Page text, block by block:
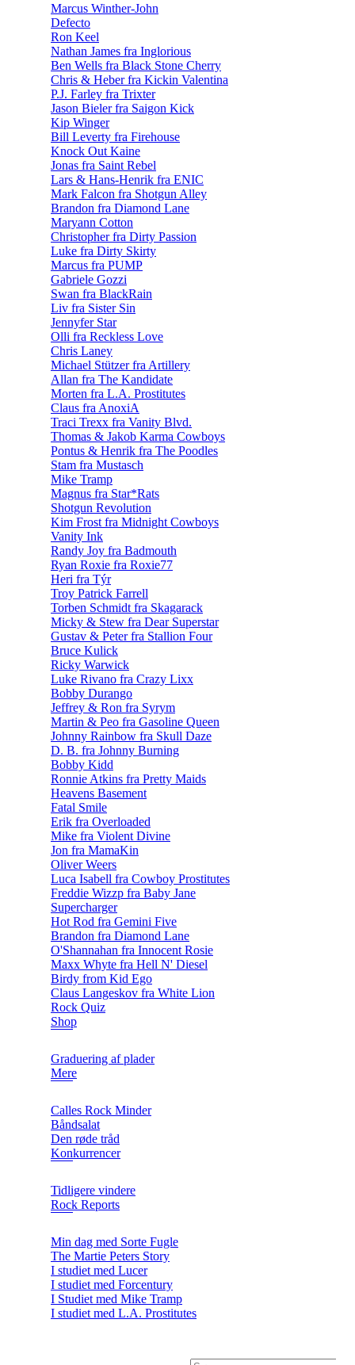
Marcus Winther-John
Defecto
Ron Keel
Nathan James fra Inglorious
Ben Wells fra Black Stone Cherry
Chris & Heber fra Kickin Valentina
P.J. Farley fra Trixter
Jason Bieler fra Saigon Kick
Kip Winger
Bill Leverty fra Firehouse
Knock Out Kaine
Jonas fra Saint Rebel
Lars & Hans-Henrik fra ENIC
Mark Falcon fra Shotgun Alley
Brandon fra Diamond Lane
Maryann Cotton
Christopher fra Dirty Passion
Luke fra Dirty Skirty
Marcus fra PUMP
Gabriele Gozzi
Swan fra BlackRain
Liv fra Sister Sin
Jennyfer Star
Olli fra Reckless Love
Chris Laney
Michael Stützer fra Artillery
Allan fra The Kandidate
Morten fra L.A. Prostitutes
Claus fra AnoxiA
Traci Trexx fra Vanity Blvd.
Thomas & Jakob Karma Cowboys
Pontus & Henrik fra The Poodles
Stam fra Mustasch
Mike Tramp
Magnus fra Star*Rats
Shotgun Revolution
Kim Frost fra Midnight Cowboys
Vanity Ink
Randy Joy fra Badmouth
Ryan Roxie fra Roxie77
Heri fra Týr
Troy Patrick Farrell
Torben Schmidt fra Skagarack
Micky & Stew fra Dear Superstar
Gustav & Peter fra Stallion Four
Bruce Kulick
Ricky Warwick
Luke Rivano fra Crazy Lixx
Bobby Durango
Jeffrey & Ron fra Syrym
Martin & Peo fra Gasoline Queen
Johnny Rainbow fra Skull Daze
D. B. fra Johnny Burning
Bobby Kidd
Ronnie Atkins fra Pretty Maids
Heavens Basement
Fatal Smile
Erik fra Overloaded
Mike fra Violent Divine
Jon fra MamaKin
Oliver Weers
Luca Isabell fra Cowboy Prostitutes
Freddie Wizzp fra Baby Jane
Supercharger
Hot Rod fra Gemini Five
Brandon fra Diamond Lane
O'Shannahan fra Innocent Rosie
Maxx Whyte fra Hell N' Diesel
Birdy from Kid Ego
Claus Langeskov fra White Lion
Rock Quiz
Shop
Graduering af plader
Mere
Calles Rock Minder
Båndsalat
Den røde tråd
Konkurrencer
Tidligere vindere
Rock Reports
Min dag med Sorte Fugle
The Martie Peters Story
I studiet med Lucer
I studiet med Forcentury
I Studiet med Mike Tramp
I studiet med L.A. Prostitutes